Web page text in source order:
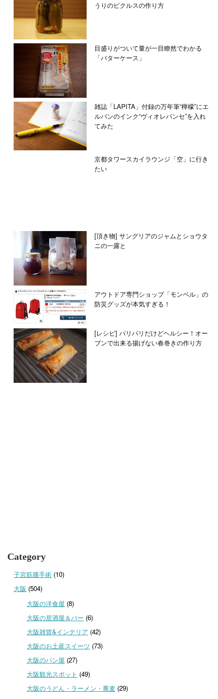
うりのピクルスの作り方
目盛りがついて量が一目瞭然でわかる
「バターケース」
雑誌「LAPITA」付録の万年筆“檸檬”にエ
ルバンのインク“ヴィオレパンセ”を入れ
てみた
京都タワースカイラウンジ「空」に行き
たい
[頂き物] サングリアのジャムとショウタ
ニの一露と
アウトドア専門ショップ「モンベル」の
防災グッズが本気すぎる！
[レシピ] パリパリだけどヘルシー！オー
ブンで出来る揚げない春巻きの作り方
Category
子宮筋腫手術 (10)
大阪 (504)
大阪の洋食屋 (8)
大阪の居酒屋＆バー (6)
大阪雑貨&インテリア (42)
大阪のお土産スイーツ (73)
大阪のパン屋 (27)
大阪観光スポット (49)
大阪のうどん・ラーメン・蕎麦(29)